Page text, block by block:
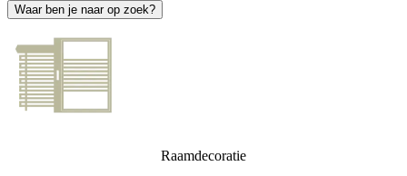
Waar ben je naar op zoek?
Raamdecoratie